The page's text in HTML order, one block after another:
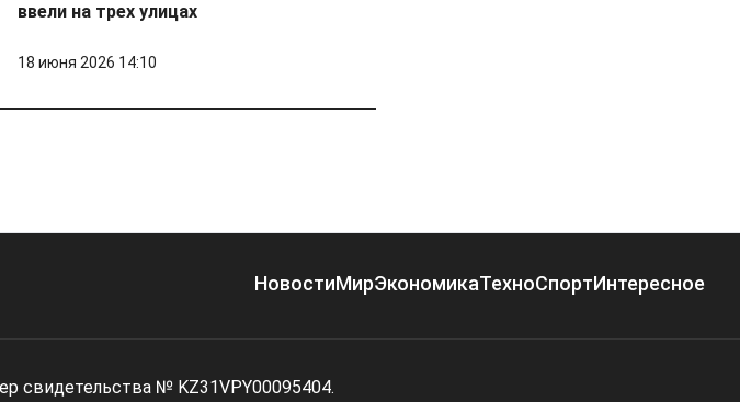
ввели на трех улицах
18 июня 2026 14:10
НовостиМирЭкономикаТехноСпортИнтересное
свидетельства № KZ31VPY00095404.